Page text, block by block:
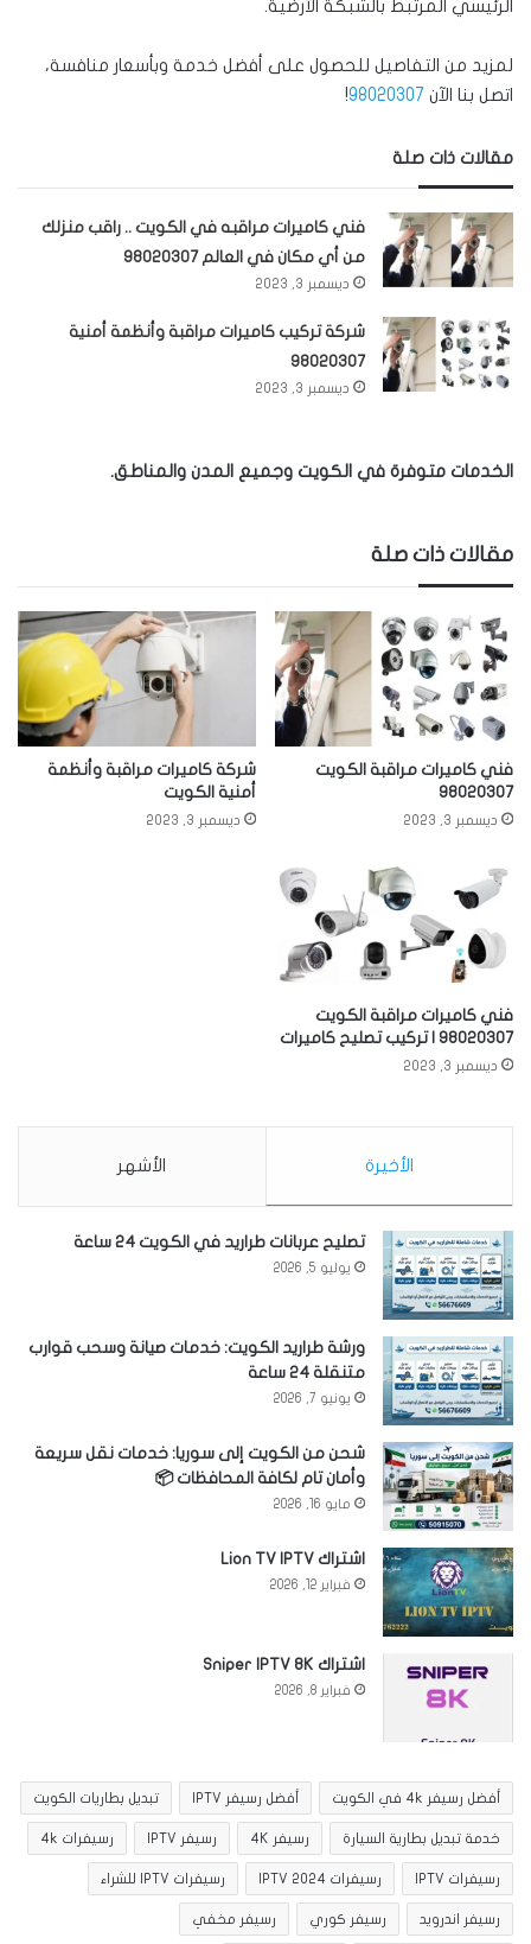
الرئيسي المرتبط بالشبكة الأرضية.
لمزيد من التفاصيل للحصول على أفضل خدمة وبأسعار منافسة،
اتصل بنا الآن 98020307
!
مقالات ذات صلة
فني كاميرات مراقبه في الكويت .. راقب منزلك
من أي مكان في العالم 98020307
ديسمبر 3, 2023
شركة تركيب كاميرات مراقبة وأنظمة أمنية
98020307
ديسمبر 3, 2023
الخدمات متوفرة في الكويت وجميع المدن والمناطق.
مقالات ذات صلة
فني كاميرات مراقبة الكويت
98020307
ديسمبر 3, 2023
شركة كاميرات مراقبة وأنظمة
أمنية الكويت
ديسمبر 3, 2023
فني كاميرات مراقبة الكويت
98020307 | تركيب تصليح كاميرات
ديسمبر 3, 2023
الأخيرة الأشهر
تصليح عربانات طراريد في الكويت 24 ساعة
يوليو 5, 2026
ورشة طراريد الكويت: خدمات صيانة وسحب قوارب
متنقلة 24 ساعة
يونيو 7, 2026
شحن من الكويت إلى سوريا: خدمات نقل سريعة
وأمان تام لكافة المحافظات 📦
مايو 16, 2026
اشتراك Lion TV IPTV
فبراير 12, 2026
اشتراك Sniper IPTV 8K
فبراير 8, 2026
أفضل رسيفر 4k في الكويت أفضل رسيفر IPTV تبديل بطاريات الكويت
خدمة تبديل بطارية السيارة رسيفر 4K رسيفر IPTV رسيفرات 4k
رسيفرات IPTV رسيفرات IPTV 2024 رسيفرات IPTV للشراء
رسيفر اندرويد رسيفر كوري رسيفر مخفي